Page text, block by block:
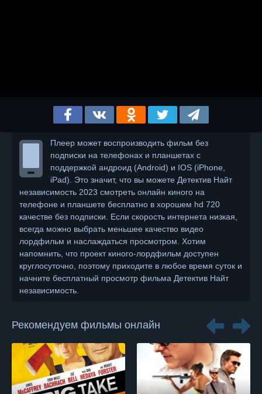
Плеер может воспроизводить фильм без
подписки на телефонах и планшетах с
поддержкой андроид (Android) и IOS (iPhone,
iPad). Это значит, что вы можете Детектив Найт
независимость 2023 смотреть онлайн киного на
телефоне и планшете бесплатно в хорошем hd 720
качестве без подписки. Если скорость интернета низкая,
всегда можно выбрать меньшее качество видео
лордфильм и наслаждаться просмотром. Хотим
напомнить, что проект киного-лордфильм доступен
круглосуточно, поэтому приходите в любое время суток и
начните бесплатный просмотр фильма Детектив Найт
независимость.
Рекомендуем фильмы онлайн